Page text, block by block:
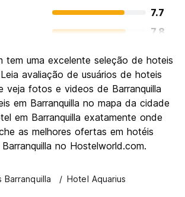
7.7
7.8
7.2
8.5
7.3
tem uma excelente seleção de hoteis
avaliação de usuários de hoteis
veja fotos e videos de Barranquilla
em Barranquilla no mapa da cidade
em Barranquilla exatamente onde
as melhores ofertas em hotéis
no Hostelworld.com.
Barranquilla Hotel Aquarius